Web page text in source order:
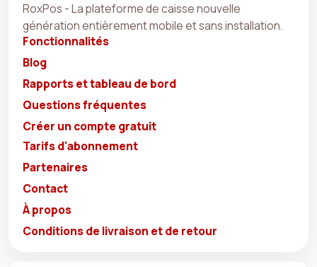
RoxPos - La plateforme de caisse nouvelle
génération entièrement mobile et sans installation.
Fonctionnalités
Blog
Rapports et tableau de bord
Questions fréquentes
Créer un compte gratuit
Tarifs d'abonnement
Partenaires
Contact
À propos
Conditions de livraison et de retour